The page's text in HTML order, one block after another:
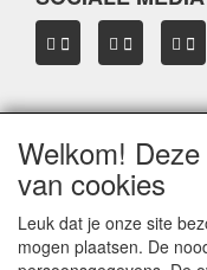
OVER
Dakkoffer verhuur
Verkoop dakkoffers
Onze merken
Welkom!
van cookies
Leuk dat je onze site
mogen plaatsen. De